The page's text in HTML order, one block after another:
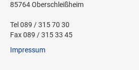
85764 Oberschleißheim
Tel 089 / 315 70 30
Fax 089 / 315 33 45
Impressum